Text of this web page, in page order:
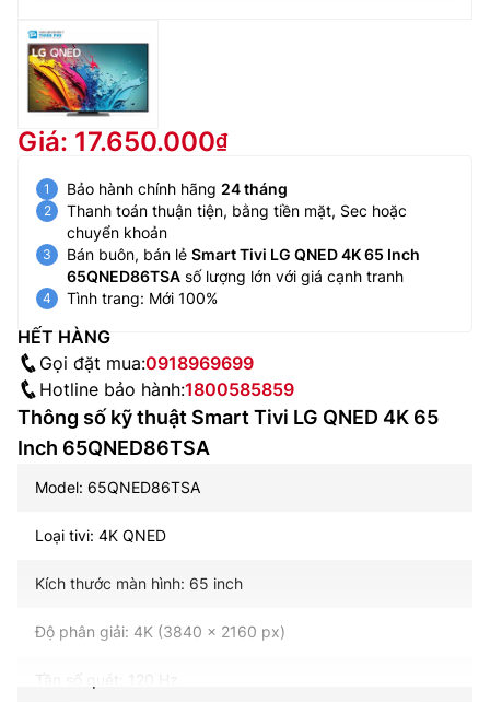
Giá: 17.650.000
Bảo hành chính hãng 24 tháng
Thanh toán thuận tiện, bằng tiền mặt, Sec hoặc
chuyển khoản
Bán buôn, bán lẻ Smart Tivi LG QNED 4K 65 Inch
65QNED86TSA số lượng lớn với giá cạnh tranh
Tình trang: Mới 100%
HẾT HÀNG
Gọi đặt mua:0918969699
Hotline bảo hành:1800585859
Thông số kỹ thuật Smart Tivi LG QNED 4K 65
Inch 65QNED86TSA
Model: 65QNED86TSA
Loại tivi: 4K QNED
Kích thước màn hình: 65 inch
Độ phân giải: 4K (3840 x 2160 px)
Tần số quét: 120 Hz